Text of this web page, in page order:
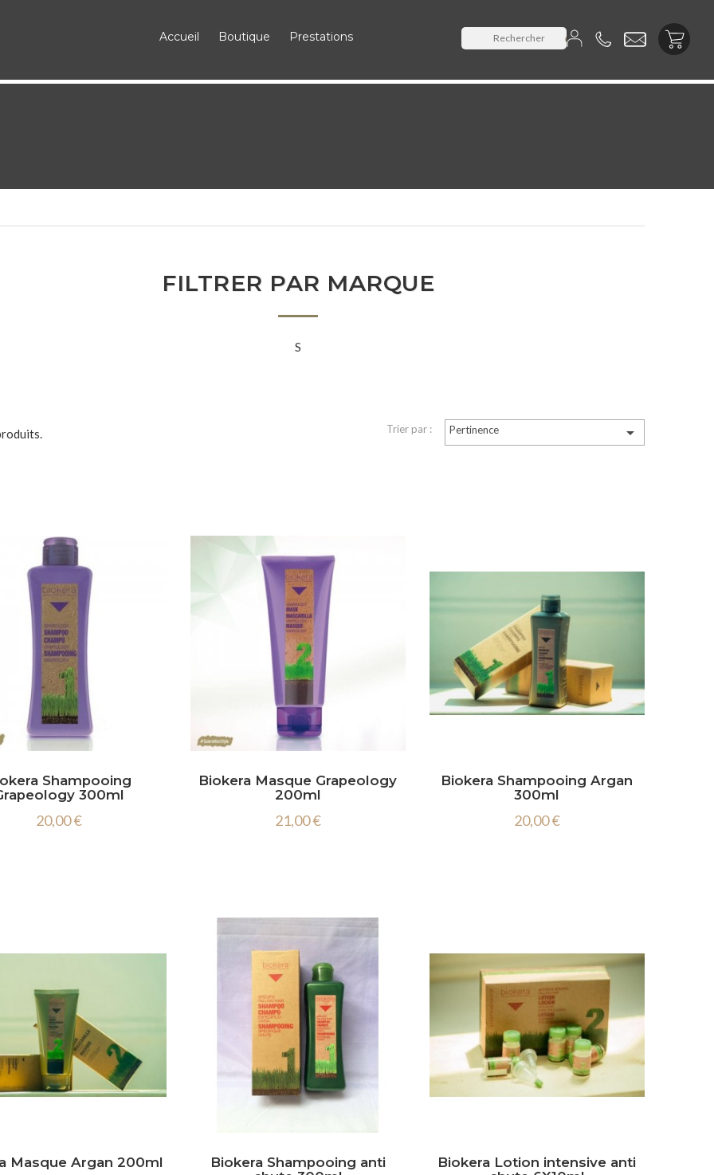
Accueil Boutique Prestations 
FILTRER PAR MARQUE
S
Trier par : Pertinence 

Shampooing
300ml
20,00 €

Biokera Masque Grapeology
200ml
21,00 €

Biokera Shampooing Argan
300ml
20,00 €
Masque Argan 200ml

Biokera Shampooing anti

Biokera Lotion intensive anti